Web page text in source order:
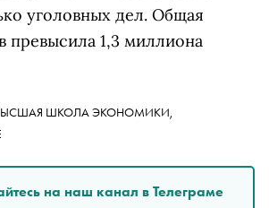
уголовных дел. Общая
превысила 1,3 миллиона
ШКОЛА ЭКОНОМИКИ,
на наш канал в Телеграме